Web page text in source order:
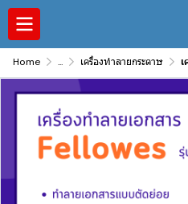
Home ... เครื่องทำลายกระดาษ เ